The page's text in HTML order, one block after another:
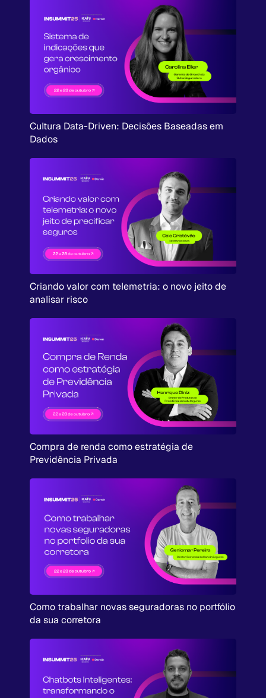
Cultura Data-Driven: Decisões Baseadas em
Dados
Criando valor com telemetria: o novo jeito de
analisar risco
Compra de renda como estratégia de
Previdência Privada
Como trabalhar novas seguradoras no portfólio
da sua corretora